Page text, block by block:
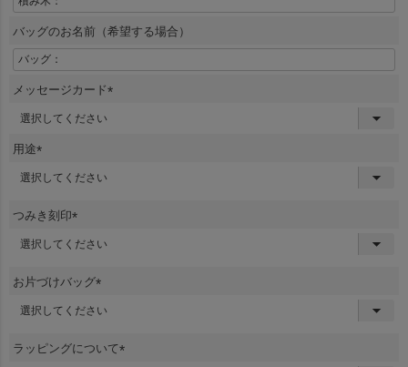
バッグのお名前（希望する場合）
メッセージカード
用途
(
必
)
つみき刻印
必
お片づけバッグ
)
ラッピングについて